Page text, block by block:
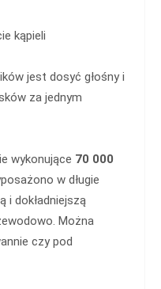
kąpieli
jest dosyć głośny i
za jednym
wykonujące 70 000
w długie
i dokładniejszą
Można
czy pod